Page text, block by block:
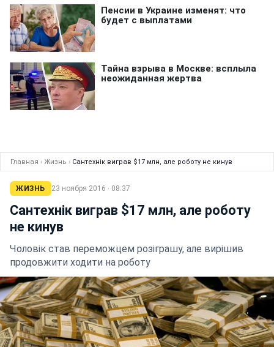
Главная › Жизнь › Сантехнік виграв $17 млн, але роботу не кинув
ЖИЗНЬ 23 ноября 2016 · 08:37
Сантехнік виграв $17 млн, але роботу
не кинув
Чоловік став переможцем розіграшу, але вирішив
продовжити ходити на роботу